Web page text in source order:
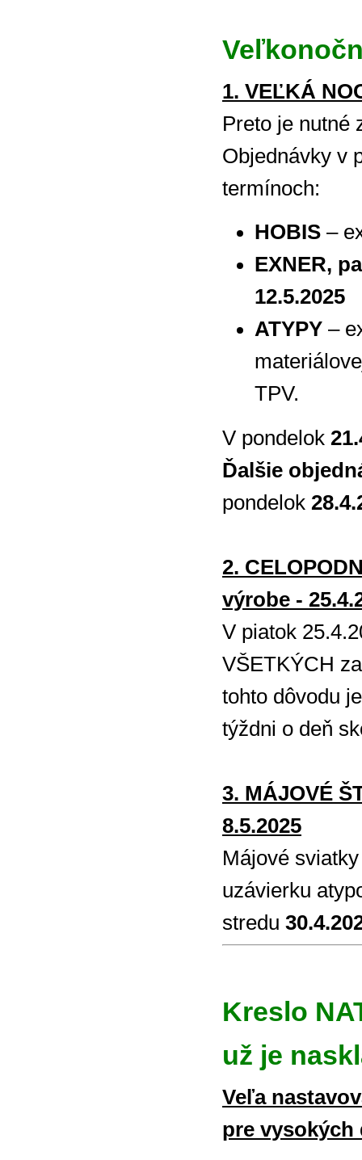
1. VEĽKÁ
Preto je nutné
Objednávky v
termínoch:
HOBIS –
EXNER,
12.5.2025
ATYPY –
TPV.
V pondelok
Ďalšie
pondelok
2.
výrobe -
V piatok
VŠETKÝCH
tohto dôvodu
týždni o deň
3. MÁJOVÉ
8.5.2025
Májové
uzávierku
stredu
Kreslo
už je
Veľa
pre vysokých